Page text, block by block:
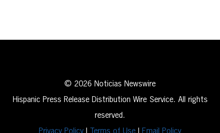
© 2026 Noticias Newswire
Hispanic Press Release Distribution Wire Service. All rights
reserved.
Privacy Policy
Terms of Use Email Policy